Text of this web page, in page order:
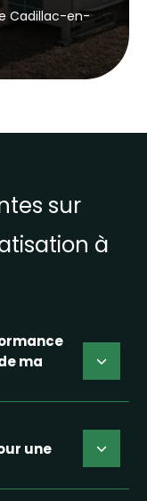
Cadillac-en-
sur
à
ma
une